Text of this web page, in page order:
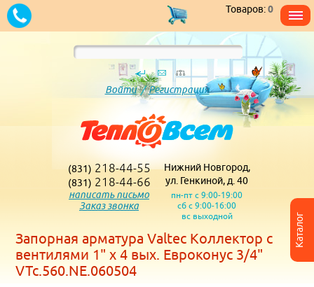
Каталог
Товаров:0
Войти/Регистрация
(831) 218-44-55
(831) 218-44-66
написать письмо
Заказ звонка
Нижний Новгород,
ул. Генкиной, д. 40
пн-пт с 9:00-19:00
сб с 9:00-16:00
вс выходной
Запорная арматура Valtec Коллектор с
вентилями 1" х 4 вых. Евроконус 3/4"
VTc.560.NE.060504